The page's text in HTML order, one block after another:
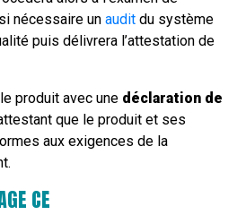
nécessaire un audit du système
puis délivrera l’attestation de
produit avec une déclaration de
que le produit et ses
aux exigences de la
CE